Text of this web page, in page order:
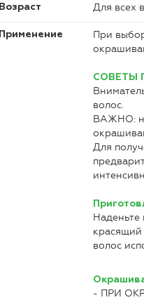
Возраст Для всех
Применение
При
СОВЕТЫ
волос.
ВАЖНО:
Для
Наденьте
красящий
волос
- ПРИ